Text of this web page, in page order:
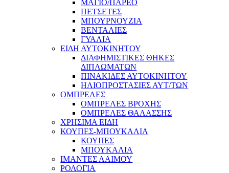
ΜΑΓΙΟ/ΠΑΡΕΟ
ΠΕΤΣΕΤΕΣ
ΜΠΟΥΡΝΟΥΖΙΑ
ΒΕΝΤΑΛΙΕΣ
ΓΥΑΛΙΑ
ΕΙΔΗ ΑΥΤΟΚΙΝΗΤΟΥ
ΔΙΑΦΗΜΙΣΤΙΚΕΣ ΘΗΚΕΣ
ΔΙΠΛΩΜΑΤΩΝ
ΠΙΝΑΚΙΔΕΣ ΑΥΤΟΚΙΝΗΤΟΥ
ΗΛΙΟΠΡΟΣΤΑΣΙΕΣ ΑΥΤ/ΤΩΝ
ΟΜΠΡΕΛΕΣ
ΟΜΠΡΕΛΕΣ ΒΡΟΧΗΣ
ΟΜΠΡΕΛΕΣ ΘΑΛΑΣΣΗΣ
ΧΡΗΣΙΜΑ ΕΙΔΗ
ΚΟΥΠΕΣ-ΜΠΟΥΚΑΛΙΑ
ΚΟΥΠΕΣ
ΜΠΟΥΚΑΛΙΑ
ΙΜΑΝΤΕΣ ΛΑΙΜΟΥ
ΡΟΛΟΓΙΑ